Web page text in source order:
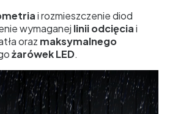
i rozmieszczenie diod
wymaganej linii odcięciai
oraz maksymalnego
żarówek LED.